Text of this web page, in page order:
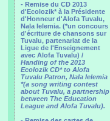
- Remise du CD 2013
d'Ecolozik* à la Présidente
d'Honneur d'Alofa Tuvalu,
Nala Ielemia. (*un concours
d'écriture de chansons sur
Tuvalu, partenariat de la
Ligue de l'Enseignement
avec Alofa Tuvalu) /
Handing of the 2013
Ecolozik CD* to Alofa
Tuvalu Patron, Nala Ielemia
*(a song writing contest
about Tuvalu, a partnership
between The Education
League and Alofa Tuvalu).